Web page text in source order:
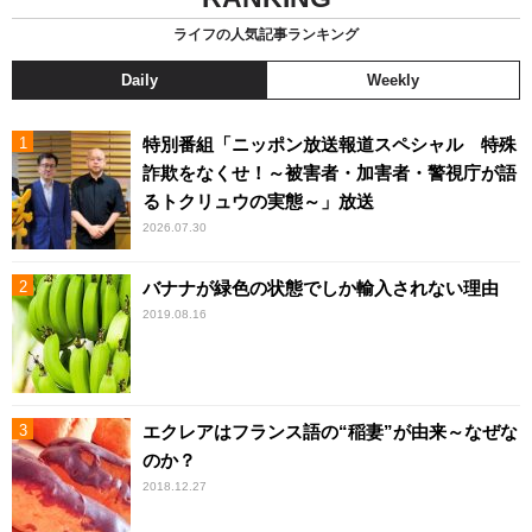
ライフの人気記事ランキング
Daily Weekly
特別番組「ニッポン放送報道スペシャル 特殊
詐欺をなくせ！～被害者・加害者・警視庁が語
るトクリュウの実態～」放送
2026.07.30
バナナが緑色の状態でしか輸入されない理由
2019.08.16
エクレアはフランス語の“稲妻”が由来～なぜな
のか？
2018.12.27